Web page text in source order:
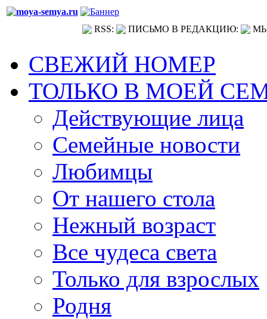
RSS: ПИСЬМО В РЕДАКЦИЮ:
СВЕЖИЙ НОМЕР
ТОЛЬКО В МОЕЙ
Действующие лица
Семейные новости
Любимцы
От нашего стола
Нежный возраст
Все чудеса света
Только для взрослых
Родня